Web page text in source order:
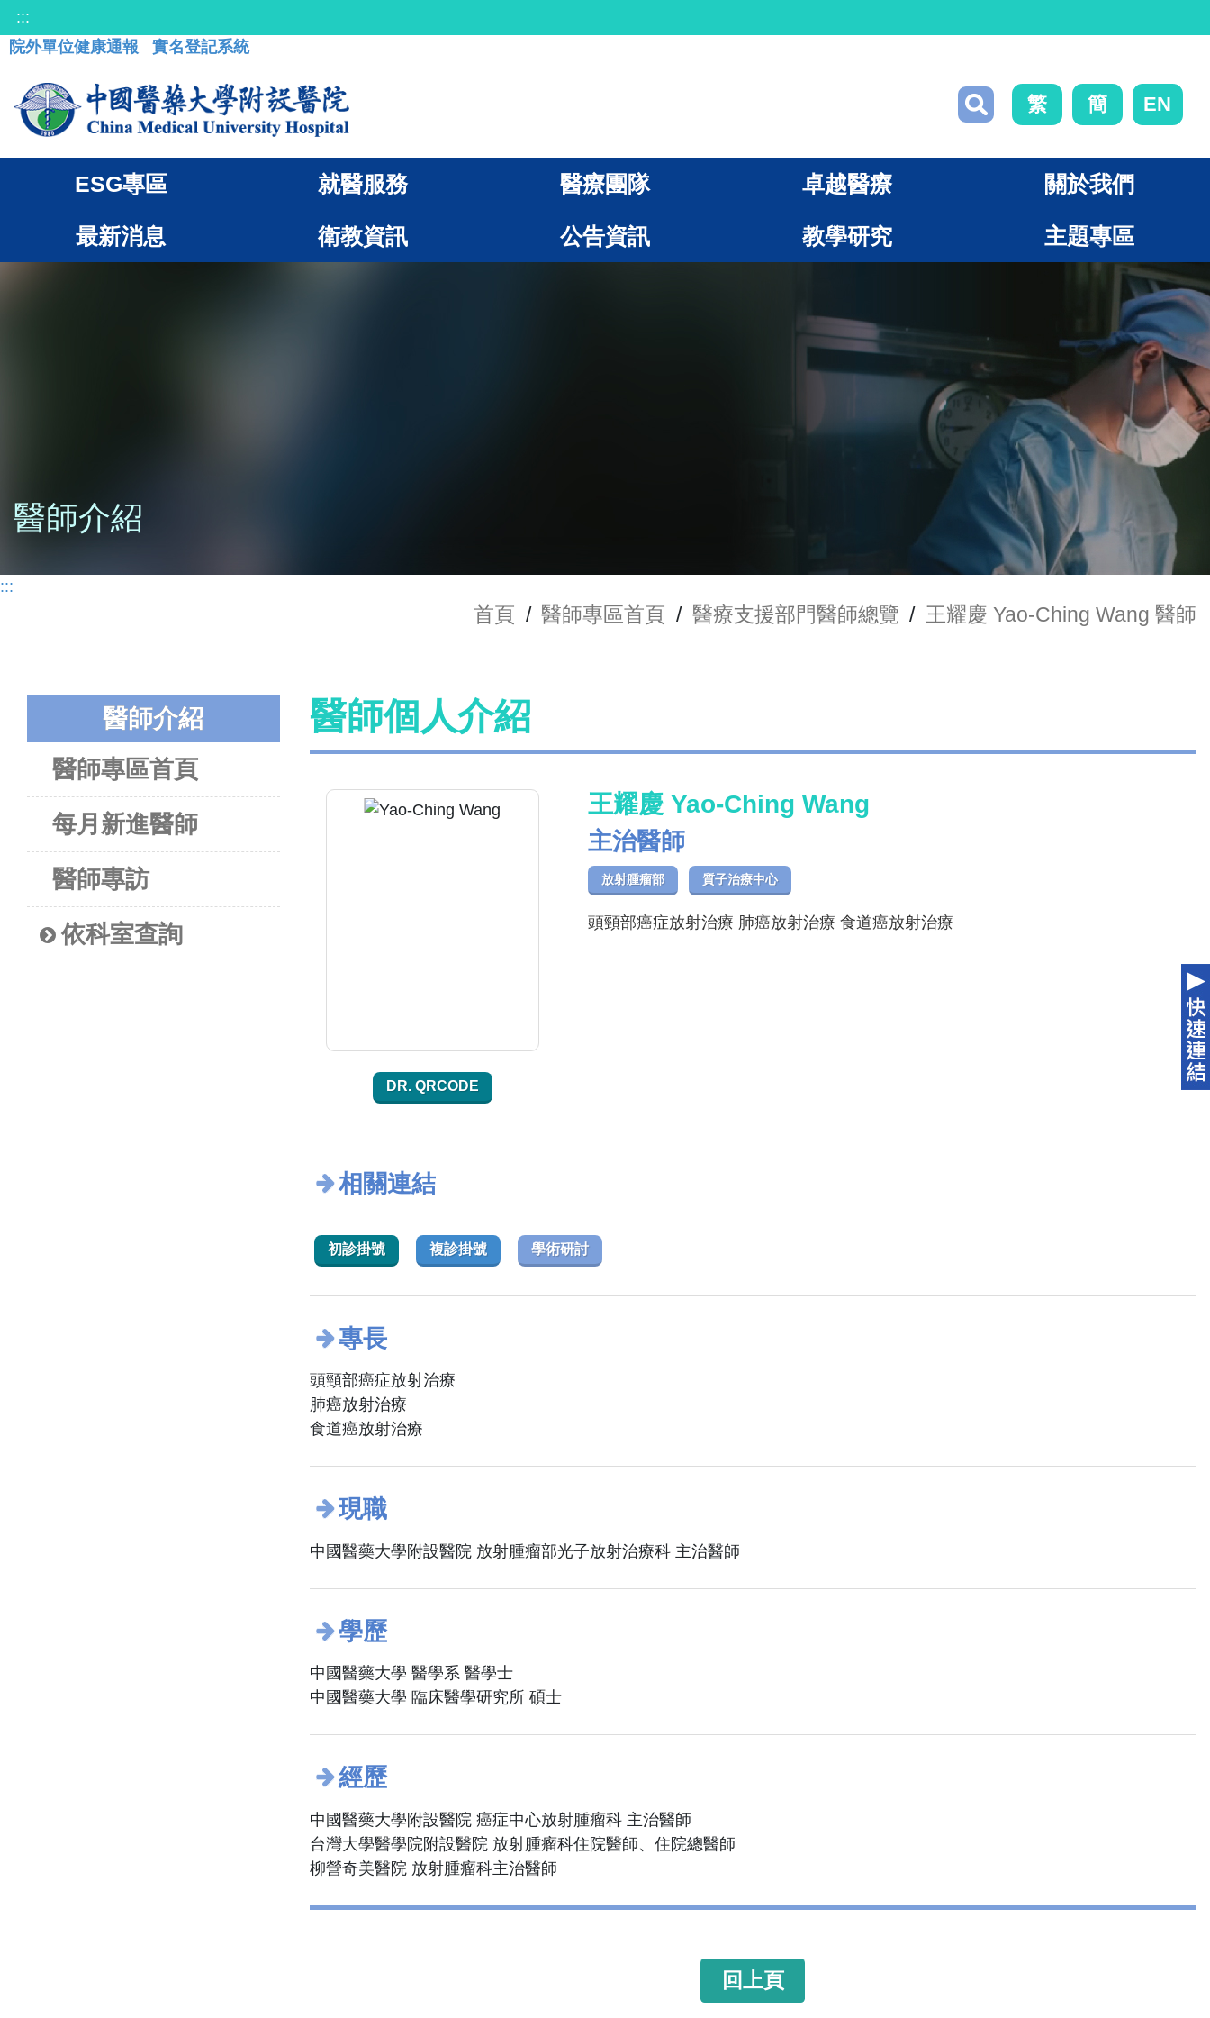
:::
院外單位健康通報
實名登記系統
繁 簡 EN
ESG專區 就醫服務 醫療團隊 卓越醫療 關於我們
最新消息 衛教資訊 公告資訊 教學研究 主題專區
醫師介紹
:::
首頁 / 醫師專區首頁 / 醫療支援部門醫師總覽 / 王耀慶 Yao-Ching Wang 醫師
醫師介紹
醫師專區首頁
每月新進醫師
醫師專訪
依科室查詢
醫師個人介紹
DR. QRCODE
王耀慶 Yao-Ching Wang
主治醫師
放射腫瘤部 質子治療中心
頭頸部癌症放射治療 肺癌放射治療 食道癌放射治療
相關連結
初診掛號 複診掛號 學術研討
專長
頭頸部癌症放射治療
肺癌放射治療
食道癌放射治療
現職
中國醫藥大學附設醫院 放射腫瘤部光子放射治療科 主治醫師
學歷
中國醫藥大學 醫學系 醫學士
中國醫藥大學 臨床醫學研究所 碩士
經歷
中國醫藥大學附設醫院 癌症中心放射腫瘤科 主治醫師
台灣大學醫學院附設醫院 放射腫瘤科住院醫師、住院總醫師
柳營奇美醫院 放射腫瘤科主治醫師
回上頁